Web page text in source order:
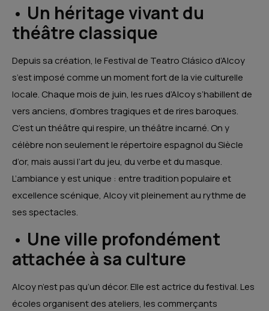
• Un héritage vivant du
théâtre classique
Depuis sa création, le Festival de Teatro Clásico d’Alcoy
s’est imposé comme un moment fort de la vie culturelle
locale. Chaque mois de juin, les rues d’Alcoy s’habillent de
vers anciens, d’ombres tragiques et de rires baroques.
C’est un théâtre qui respire, un théâtre incarné. On y
célèbre non seulement le répertoire espagnol du Siècle
d’or, mais aussi l’art du jeu, du verbe et du masque.
L’ambiance y est unique : entre tradition populaire et
excellence scénique, Alcoy vit pleinement au rythme de
ses spectacles.
• Une ville profondément
attachée à sa culture
Alcoy n’est pas qu’un décor. Elle est actrice du festival. Les
écoles organisent des ateliers, les commerçants